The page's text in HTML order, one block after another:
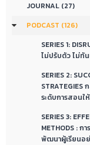
JOURNAL (27)
PODCAST (126)
SERIES 1:
ไม่ปรับตัว ไม่ทั
SERIES 2:
STRATEGIES
ระดับการสอนใ
SERIES 3:
METHODS : ก
พัฒนาผู้เรียนอ